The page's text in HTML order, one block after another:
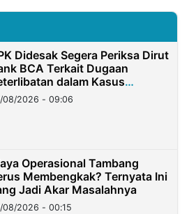
Didesak Segera Periksa Dirut
BCA Terkait Dugaan
dalam Kasus
Dana Nasabah Rp2,58
08/2026 - 09:06
Operasional Tambang
Membengkak? Ternyata Ini
Jadi Akar Masalahnya
08/2026 - 00:15